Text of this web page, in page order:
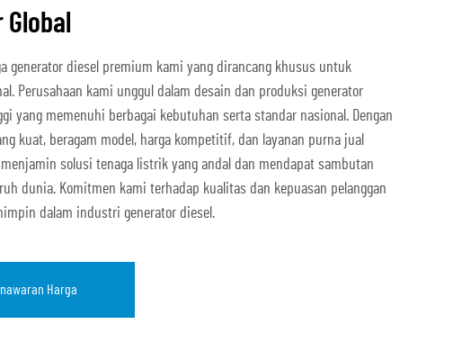
generator diesel premium kami yang dirancang khusus untuk
Perusahaan kami unggul dalam desain dan produksi generator
yang memenuhi berbagai kebutuhan serta standar nasional. Dengan
kuat, beragam model, harga kompetitif, dan layanan purna jual
solusi tenaga listrik yang andal dan mendapat sambutan
dunia. Komitmen kami terhadap kualitas dan kepuasan pelanggan
dalam industri generator diesel.
Harga